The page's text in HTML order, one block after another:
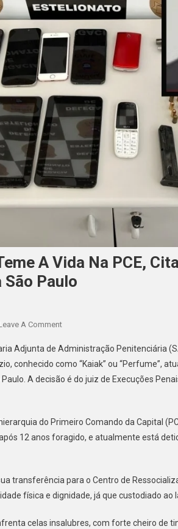
A Vida Na PCE,
Paulo
A CommentOn
2
Do
PCC
Vida
Na
HIV
E
Ordena
Adjunta de Administração Penitenciária
conhecido como “Kaiak” ou “Perfume”,
A decisão é do juiz de Execuções
do Primeiro Comando da Capital
12 anos foragido, e atualmente está
transferência para o Centro de
física e dignidade, já que custodiado ao
celas insalubres, com forte cheiro de